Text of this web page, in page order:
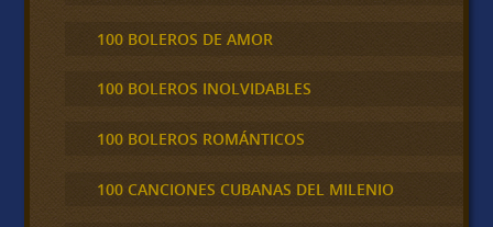
100 BOLEROS DE AMOR
100 BOLEROS INOLVIDABLES
100 BOLEROS ROMÁNTICOS
100 CANCIONES CUBANAS DEL MILENIO